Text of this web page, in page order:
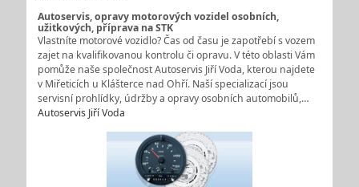
Autoservis, opravy motorových vozidel osobních,
užitkových, příprava na STK
Vlastníte motorové vozidlo? Čas od času je zapotřebí s vozem
zajet na kvalifikovanou kontrolu či opravu. V této oblasti Vám
pomůže naše společnost Autoservis Jiří Voda, kterou najdete
v Miřeticích u Klášterce nad Ohří. Naší specializací jsou
servisní prohlídky, údržby a opravy osobních automobilů,…
Autoservis Jiří Voda